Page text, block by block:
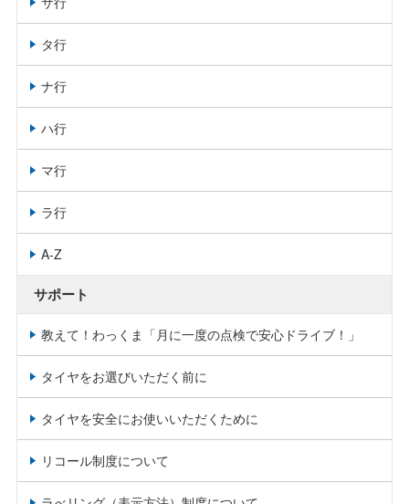
タ行
ナ行
ハ行
マ行
ラ行
A-Z
サポート
教えて！わっくま「月に一度の点検で安心ドライブ！」
タイヤをお選びいただく前に
タイヤを安全にお使いいただくために
リコール制度について